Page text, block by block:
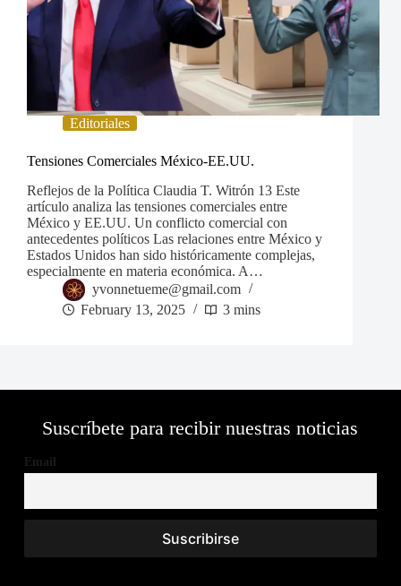
Editoriales
Tensiones Comerciales México-EE.UU.
Reflejos de la Política Claudia T. Witrón 13 Este
artículo analiza las tensiones comerciales entre
México y EE.UU. Un conflicto comercial con
antecedentes políticos Las relaciones entre México y
Estados Unidos han sido históricamente complejas,
especialmente en materia económica. A…
yvonnetueme@gmail.com
February 13, 2025
3 mins
Suscríbete para recibir nuestras noticias
Email